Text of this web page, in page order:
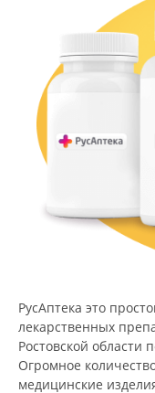
РусАптека это
лекарственных
Ростовской
Огромное
медицинские